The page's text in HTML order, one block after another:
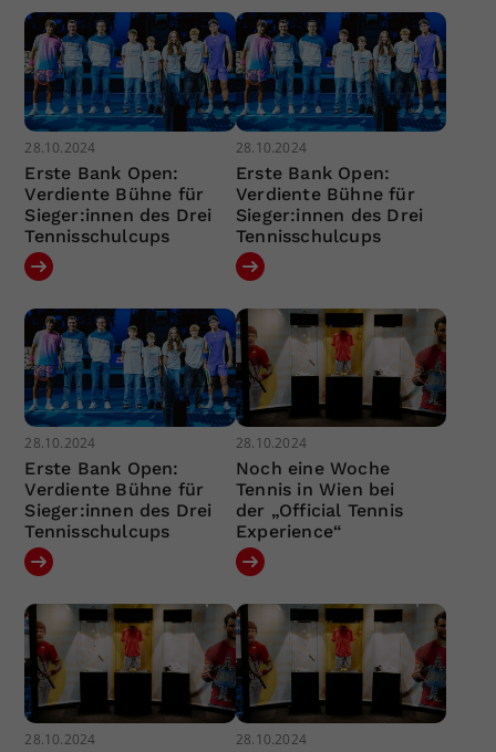
28.10.2024
Erste Bank Open:
Verdiente Bühne für
Sieger:innen des Drei
Tennisschulcups
28.10.2024
Erste Bank Open:
Verdiente Bühne für
Sieger:innen des Drei
Tennisschulcups
28.10.2024
Erste Bank Open:
Verdiente Bühne für
Sieger:innen des Drei
Tennisschulcups
28.10.2024
Noch eine Woche
Tennis in Wien bei
der „Official Tennis
Experience“
28.10.2024 28.10.2024